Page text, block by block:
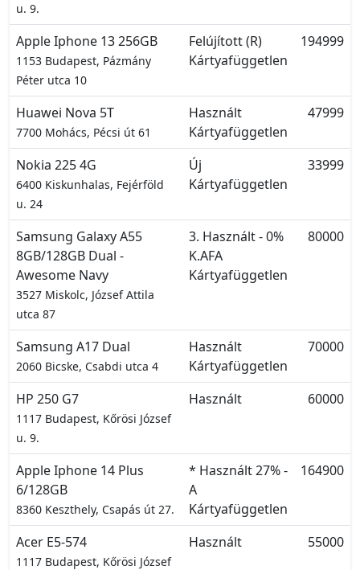
u. 9.
Apple Iphone 13 256GB
1153 Budapest, Pázmány
Péter utca 10
Felújított (R)
Kártyafüggetlen
194999
Huawei Nova 5T
7700 Mohács, Pécsi út 61
Használt
Kártyafüggetlen
47999
Nokia 225 4G
6400 Kiskunhalas, Fejérföld
u. 24
Új
Kártyafüggetlen
33999
Samsung Galaxy A55
8GB/128GB Dual -
Awesome Navy
3527 Miskolc, József Attila
utca 87
3. Használt - 0%
K.AFA
Kártyafüggetlen
80000
Samsung A17 Dual
2060 Bicske, Csabdi utca 4
Használt
Kártyafüggetlen
70000
HP 250 G7
1117 Budapest, Kőrösi József
u. 9.
Használt 60000
Apple Iphone 14 Plus
6/128GB
8360 Keszthely, Csapás út 27.
* Használt 27% -
A
Kártyafüggetlen
164900
Acer E5-574
1117 Budapest, Kőrösi József
Használt 55000